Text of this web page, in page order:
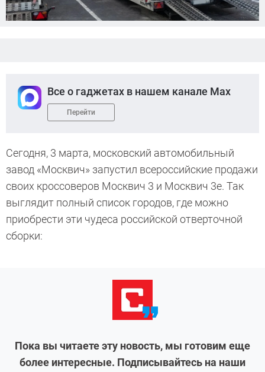
Все о гаджетах в нашем канале Max
Перейти
Сегодня, 3 марта, московский автомобильный
завод «Москвич» запустил всероссийские продажи
своих кроссоверов Москвич 3 и Москвич 3е. Так
выглядит полный список городов, где можно
приобрести эти чудеса российской отверточной
сборки:
Пока вы читаете эту новость, мы готовим еще
более интересные. Подписывайтесь на наши